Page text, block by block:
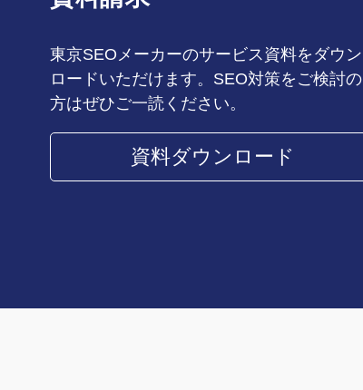
東京SEOメーカーのサービス資料をダウン
ロードいただけます。SEO対策をご検討の
方はぜひご一読ください。
資料ダウンロード